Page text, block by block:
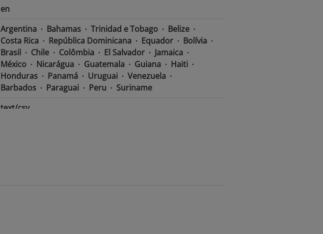
en
Argentina Bahamas Trinidad e Tobago
Belize
Costa Rica
República Dominicana Equador
Bolívia
Brasil
Chile Colômbia El Salvador
Jamaica
México
Nicarágua Guatemala Guiana
Haiti
Honduras
Panamá Uruguai
Venezuela
Barbados
Paraguai Peru
Suriname
text/csv